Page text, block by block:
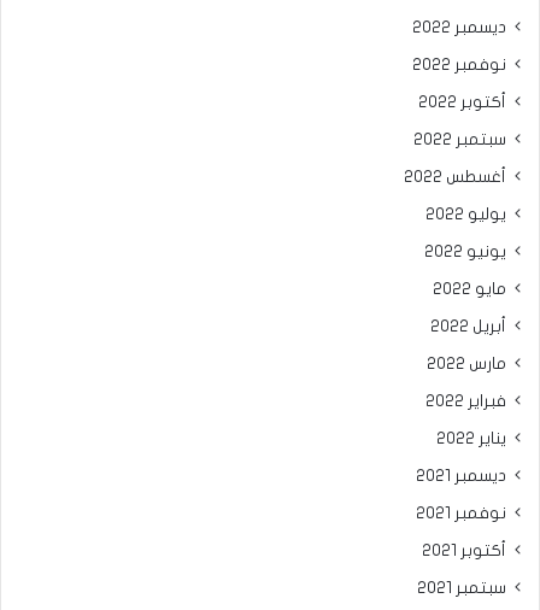
ديسمبر 2022
نوفمبر 2022
أكتوبر 2022
سبتمبر 2022
أغسطس 2022
يوليو 2022
يونيو 2022
مايو 2022
أبريل 2022
مارس 2022
فبراير 2022
يناير 2022
ديسمبر 2021
نوفمبر 2021
أكتوبر 2021
سبتمبر 2021